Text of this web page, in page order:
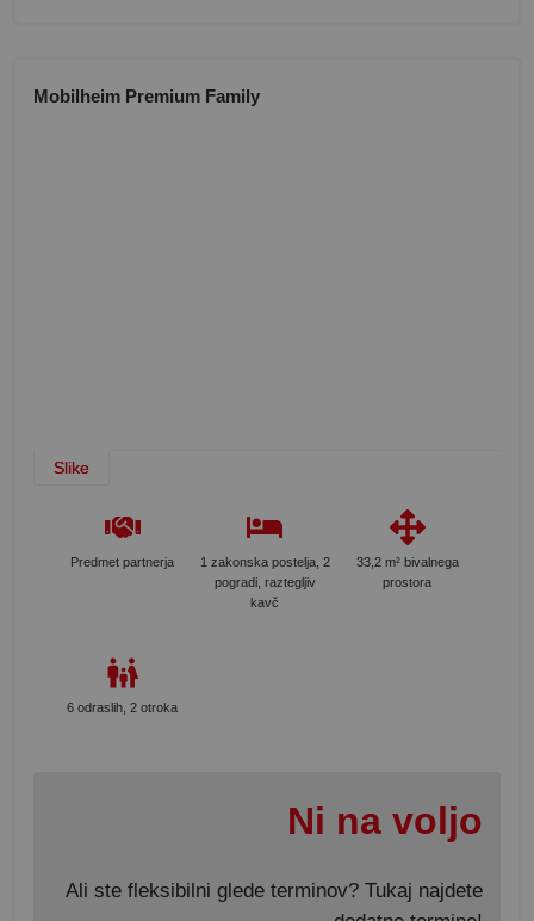
Mobilheim Premium Family
Slike
Predmet partnerja
1 zakonska postelja, 2
pogradi, raztegljiv
kavč
33,2 m² bivalnega
prostora
6 odraslih, 2 otroka
Ni na voljo
Ali ste fleksibilni glede terminov? Tukaj najdete